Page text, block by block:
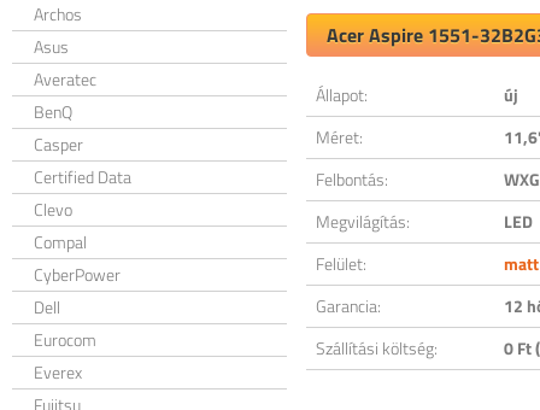
Archos
Asus
Averatec
BenQ
Casper
Certified Data
Clevo
Compal
CyberPower
Dell
Eurocom
Everex
Fujitsu
Acer Aspire 1551-
Állapot:
új
Méret:
Felbontás:
Megvilágítás:
LED
Felület:
matt
Garancia:
12
Szállítási költség:
0 Ft